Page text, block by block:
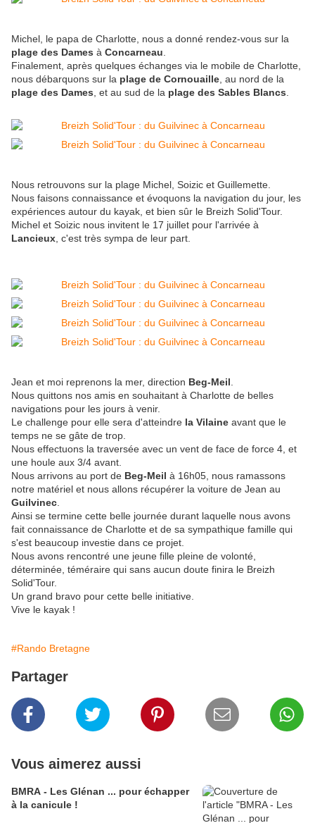
Michel, le papa de Charlotte, nous a donné rendez-vous sur la
plage des Dames à Concarneau
Finalement, après quelques échanges via le mobile de Charlotte,
nous débarquons sur la plage de Cornouaille , au nord de la
plage des Dames , et au sud de la plage des Sables Blancs
Nous retrouvons sur la plage Michel, Soizic et Guillemette.
Nous faisons connaissance et évoquons la navigation du jour, les
expériences autour du kayak, et bien sûr le Breizh Solid'Tour.
Michel et Soizic nous invitent le 17 juillet pour l'arrivée à
Lancieux , c'est très sympa de leur part.
Jean et moi reprenons la mer, direction Beg-Meil
Nous quittons nos amis en souhaitant à Charlotte de belles
navigations pour les jours à venir.
Le challenge pour elle sera d'atteindre la Vilaine avant que le
temps ne se gâte de trop.
Nous effectuons la traversée avec un vent de face de force 4, et
une houle aux 3/4 avant.
Nous arrivons au port de Beg-Meil à 16h05, nous ramassons
notre matériel et nous allons récupérer la voiture de Jean au
Guilvinec
Ainsi se termine cette belle journée durant laquelle nous avons
fait connaissance de Charlotte et de sa sympathique famille qui
s'est beaucoup investie dans ce projet.
Nous avons rencontré une jeune fille pleine de volonté,
déterminée, téméraire qui sans aucun doute finira le Breizh
Solid'Tour.
Un grand bravo pour cette belle initiative.
Vive le kayak !
#Rando Bretagne
Partager
Vous aimerez aussi
BMRA - Les Glénan ... pour échapper
à la canicule !